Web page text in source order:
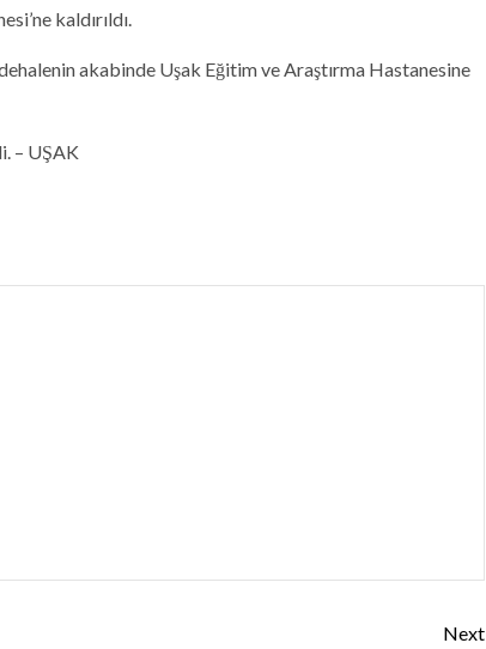
kaldırıldı.
akabinde Uşak Eğitim ve Araştırma Hastanesine
– UŞAK
Next